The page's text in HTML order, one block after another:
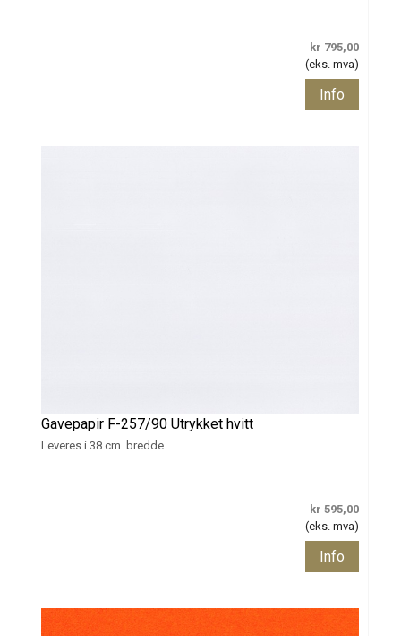
kr 795,00
(eks. mva)
Info
Gavepapir F-257/90 Utrykket hvitt
Leveres i 38 cm. bredde
kr 595,00
(eks. mva)
Info